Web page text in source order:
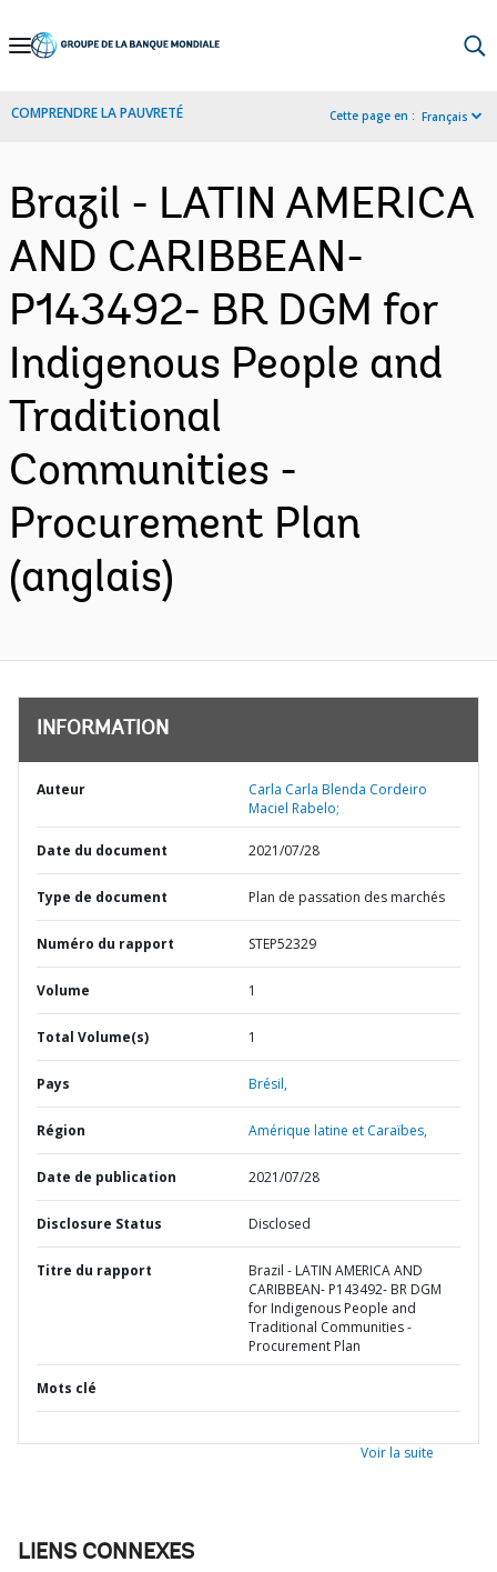
Skip
Navigation
COMPRENDRE LA PAUVRETÉ Cette page en : Français
Brazil - LATIN AMERICA
AND CARIBBEAN-
P143492- BR DGM for
Indigenous People and
Traditional
Communities -
Procurement Plan
(anglais)
INFORMATION
Auteur
Carla Carla Blenda Cordeiro
Maciel Rabelo;
Date du document 2021/07/28
Type de document Plan de passation des marchés
Numéro du rapport STEP52329
Volume 1
Total Volume(s) 1
Pays Brésil,
Région Amérique latine et Caraïbes,
Date de publication 2021/07/28
Disclosure Status Disclosed
Titre du rapport
Brazil - LATIN AMERICA AND
CARIBBEAN- P143492- BR DGM
for Indigenous People and
Traditional Communities -
Procurement Plan
Mots clé
Voir la suite
LIENS CONNEXES